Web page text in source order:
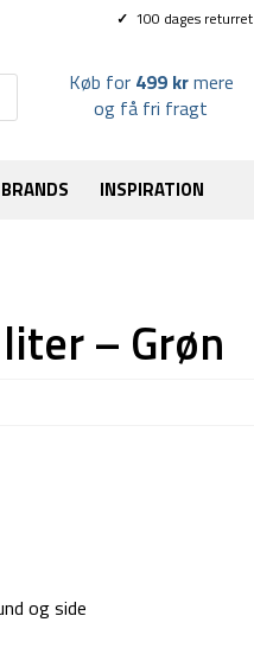
✓ 100 dages returret
Køb for 499 krmere
og få fri fragt
BRANDS INSPIRATION
– Grøn
og side